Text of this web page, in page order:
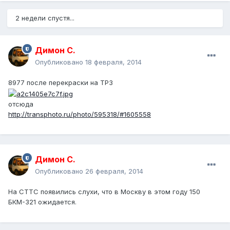
2 недели спустя...
Димон С.
Опубликовано 18 февраля, 2014
8977 после перекраски на ТРЗ
отсюда
http://transphoto.ru/photo/595318/#1605558
Димон С.
Опубликовано 26 февраля, 2014
На СТТС появились слухи, что в Москву в этом году 150
БКМ-321 ожидается.